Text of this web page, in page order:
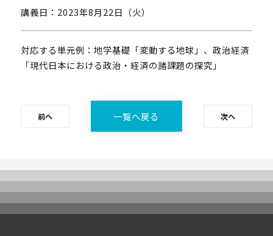
体験コース
第三段階
これまでの活動・成果
講義映像
実績と成果
受講生の声
講義日：2023年8月22日（火）
対応する単元例：地学基礎「変動する地球」、政治経済
「現代日本における政治・経済の諸課題の探究」
前へ 一覧へ戻る 次へ